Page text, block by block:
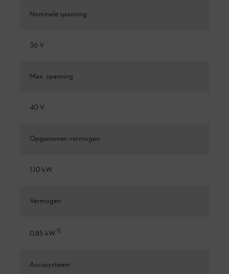
Nominale spanning
36 V
Max. spanning
40 V
Opgenomen vermogen
1.10 kW
Vermogen
0.85 kW1)
Accusysteem